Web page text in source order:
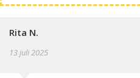
Rita N.
13 juli 2025